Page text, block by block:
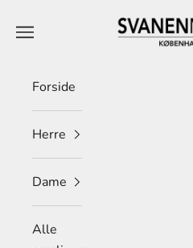
Svanen Mode
Menu
Forside
Herre
Dame
Alle